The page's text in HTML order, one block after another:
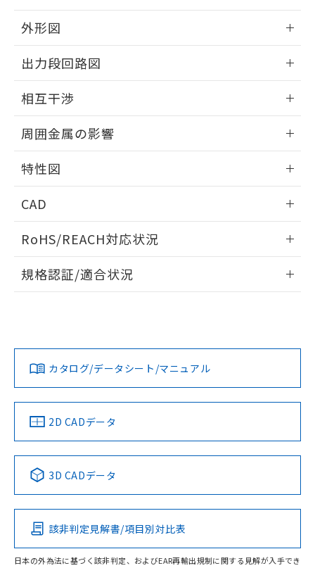
外形図
外形図
出力段回路図
出力段回路図
タイムチャート
相互干渉
相互干渉
A: 30mm以上、B: 20mm以上
周囲金属の影響
周囲金属の影響
上、n: 18mm以上
特性図
検出物体の大きさと材質による影響
検出領域
CAD
ドすることができます。
ログイン/会員登録
ダウンロードデータをご利用いただく前に、以下を必ずお読
みください。
ソフトウェアの使用条件
RoHS/REACH対応状況
EU RoHS 注意事項・凡例
対応済み
中国 RoHS 注意事項・凡例
Pb Hg Cd Cr(VI)
O
規格認証/適合状況
LR型式承認
（イギリス
船舶規格）
DNV型式承認
（ノルウェー
BV型式承認
（フランス
KR型式
（韓国
No No No No
この製品の規格認証/適合状況ページへ
その他の認証はこちらのページからご検索ください
カタログ/データシート/マニュアル
2D CADデータ
3D CADデータ
該非判定見解書/項目別対比表
日本の外為法に基づく該非判定、およびEAR再輸出規制に関する見解が入手でき
※当社の共同利用者とは、"個人情報
の共同利用に関して"
用者の範囲」に記載されている法人を
とができます。
EU RoHS指令（10物質）の非含有証明書
51物質の非含有証明書（当社基準）
※本証明書は発行日時点で非含有を証明す
ものではありません。
また、RoHS指令のフタル酸エステル類４
物質の対応では、対応完了までの期間は出
欄に対応日を記載しておりました。
既に当社にて対応品への在庫切替を完了
していることから、特段のことがない限
す。